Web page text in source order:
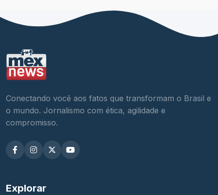
Conectando você aos fatos que transformam o Brasil e
o mundo. Jornalismo com ética, agilidade e
compromisso.
Explorar